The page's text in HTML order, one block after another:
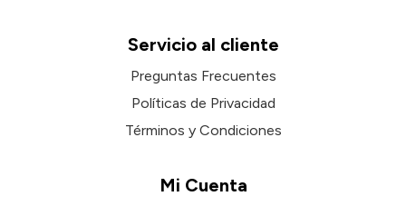
Servicio al cliente
Preguntas Frecuentes
Políticas de Privacidad
Términos y Condiciones
Mi Cuenta